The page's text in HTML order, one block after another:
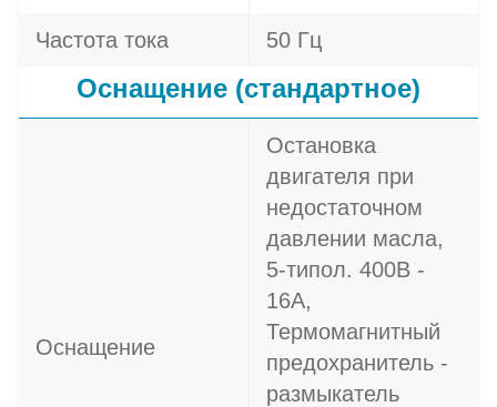
Частота тока 50 Гц
Оснащение (стандартное)
Оснащение
Остановка
двигателя при
недостаточном
давлении масла,
5-типол. 400В -
16A,
Термомагнитный
предохранитель -
размыкатель